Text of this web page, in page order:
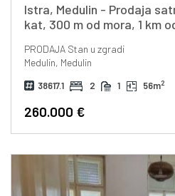
Istra, Medulin - Prodaja
kat, 300 m od mora, 1 km
PRODAJAStan u zgradi
Medulin, Medulin
38617.1 2 1 56m2
260.000 €